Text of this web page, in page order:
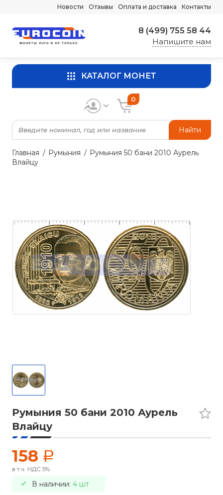
Новости Отзывы Оплата и доставка Контакты
8 (499) 755 58 44
Напишите нам
КАТАЛОГ МОНЕТ
Найти
0
Главная Румыния
Румыния 50 бани 2010 Аурель
Влайцу
Румыния 50 бани 2010 Аурель
Влайцу
158 a
в т.ч. НДС 5%
В наличии: 4 шт